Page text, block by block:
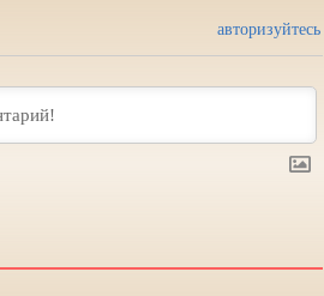
авторизуйтесь